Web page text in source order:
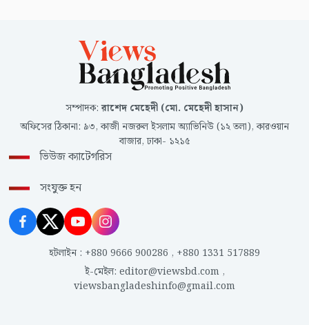
সম্পাদক:রাশেদ মেহেদী (মো. মেহেদী হাসান)
অফিসের ঠিকানা: ৯৩, কাজী নজরুল ইসলাম অ্যাভিনিউ (১২ তলা), কারওয়ান
বাজার, ঢাকা- ১২১৫
ভিউজ ক্যাটেগরিস
সংযুক্ত হন
হটলাইন : +880 9666 900286 , +880 1331 517889
ই-মেইল: editor@viewsbd.com,
viewsbangladeshinfo@gmail.com